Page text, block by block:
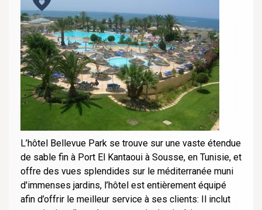
L’hôtel Bellevue Park se trouve sur une vaste étendue
de sable fin à Port El Kantaoui à Sousse, en Tunisie, et
offre des vues splendides sur le méditerranée muni
d'immenses jardins, l’hôtel est entièrement équipé
afin d’offrir le meilleur service à ses clients: Il inclut